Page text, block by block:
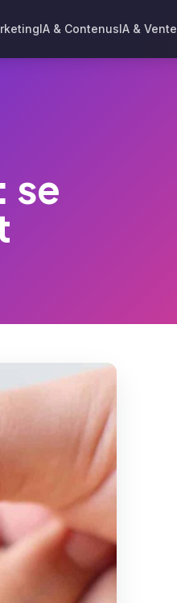
IA & ContenusIA & Vente
se